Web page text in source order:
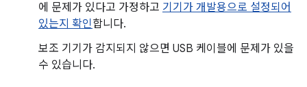
에 문제가 있다고 가정하고 기기가 개발용으로 설정되어
있는지 확인합니다.
보조 기기가 감지되지 않으면 USB 케이블에 문제가 있을
수 있습니다.